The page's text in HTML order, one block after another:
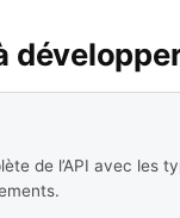
de l’API avec les